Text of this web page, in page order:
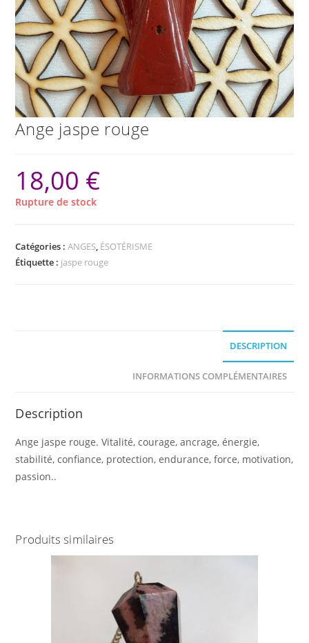
Ange jaspe rouge
18,00 €
Rupture de stock
Catégories :ANGES, ÉSOTÉRISME
Étiquette : jaspe rouge
DESCRIPTION
INFORMATIONS COMPLÉMENTAIRES
Description
Ange jaspe rouge. Vitalité, courage, ancrage, énergie,
stabilité, confiance, protection, endurance, force, motivation,
passion..
Produits similaires